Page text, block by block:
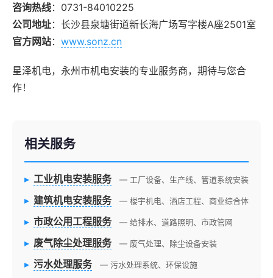
咨询热线：0731-84010225
公司地址：长沙县泉塘街道新长海广场写字楼A座2501室
官方网站： www.sonz.cn
星泽机电，永州市机电安装的专业服务商，期待与您合
作！
相关服务
▸ 工业机电安装服务 — 工厂设备、生产线、管道系统安装
▸ 建筑机电安装服务 — 楼宇机电、酒店工程、商业综合体
▸ 市政公用工程服务 — 给排水、道路照明、市政管网
▸ 废气除尘处理服务 — 废气处理、除尘设备安装
▸ 污水处理服务 — 污水处理系统、环保设施